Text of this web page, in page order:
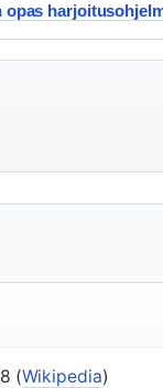
opas
(Wikipedia)